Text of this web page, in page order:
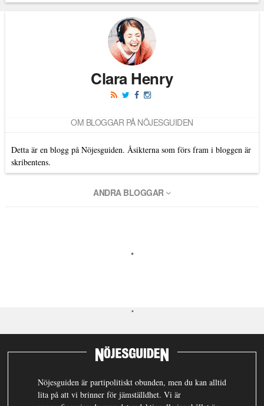
Clara Henry
OM BLOGGAR PÅ NÖJESGUIDEN
Detta är en blogg på Nöjesguiden. Åsikterna som förs fram i bloggen är
skribentens.
ANDRA BLOGGAR
Nöjesguiden är partipolitiskt obunden, men du kan alltid
lita på att vi brinner för jämställdhet. Vi är